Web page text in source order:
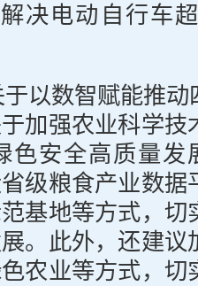
决电动自行车
以数智赋能推
加强农业科学技
色安全高质量发
级粮食产业数据
基地等方式，切
。此外，还建议
农业等方式，切